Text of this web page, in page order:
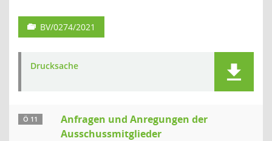
BV/0274/2021
Drucksache
Ö 11
Anfragen und Anregungen der
Ausschussmitglieder